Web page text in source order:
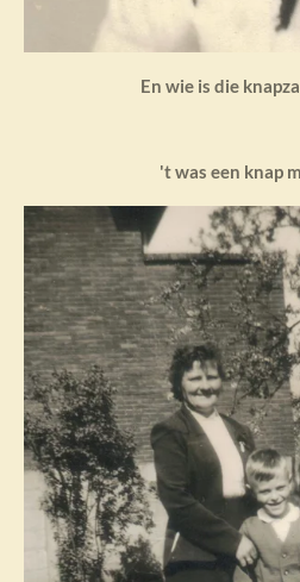
En wie is die
't was een knap